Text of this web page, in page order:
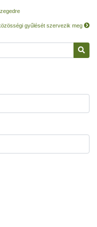
gyűlését szervezik meg